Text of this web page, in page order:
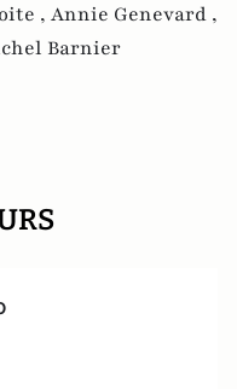
, Annie Genevard ,
Barnier